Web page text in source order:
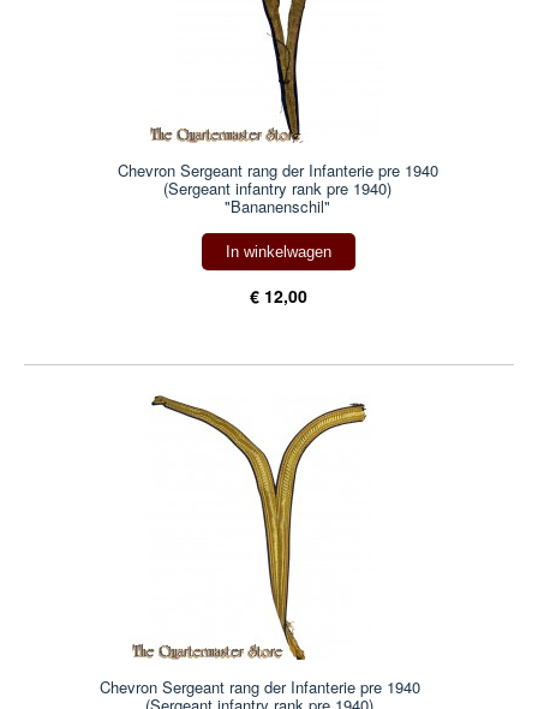
Chevron Sergeant rang der Infanterie pre 1940
(Sergeant infantry rank pre 1940)
"Bananenschil"
In winkelwagen
€ 12,00
Chevron Sergeant rang der Infanterie pre 1940